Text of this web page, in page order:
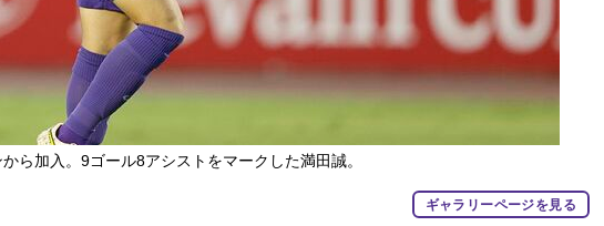
ら加入。9ゴール8アシストをマークした満田誠。
ギャラリーページを見る